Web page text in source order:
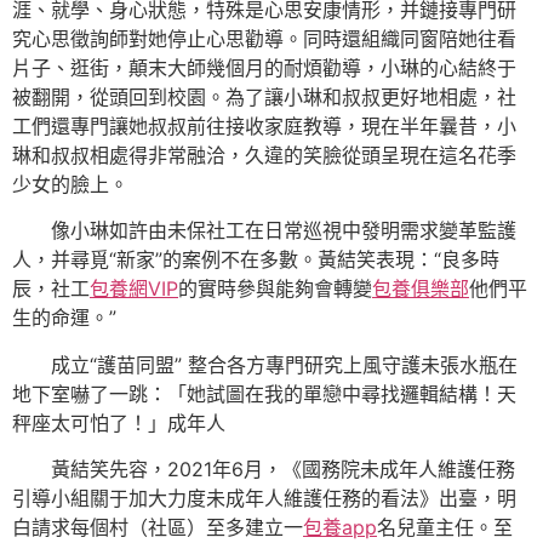
涯、就學、身心狀態，特殊是心思安康情形，并鏈接專門研
究心思徵詢師對她停止心思勸導。同時還組織同窗陪她往看
片子、逛街，顛末大師幾個月的耐煩勸導，小琳的心結終于
被翻開，從頭回到校園。為了讓小琳和叔叔更好地相處，社
工們還專門讓她叔叔前往接收家庭教導，現在半年曩昔，小
琳和叔叔相處得非常融洽，久違的笑臉從頭呈現在這名花季
少女的臉上。
像小琳如許由未保社工在日常巡視中發明需求變革監護
人，并尋覓“新家”的案例不在多數。黃結笑表現：“良多時
辰，社工包養網VIP的實時參與能夠會轉變包養俱樂部他們平
生的命運。”
成立“護苗同盟” 整合各方專門研究上風守護未張水瓶在
地下室嚇了一跳：「她試圖在我的單戀中尋找邏輯結構！天
秤座太可怕了！」成年人
黃結笑先容，2021年6月，《國務院未成年人維護任務
引導小組關于加大力度未成年人維護任務的看法》出臺，明
白請求每個村（社區）至多建立一包養app名兒童主任。至